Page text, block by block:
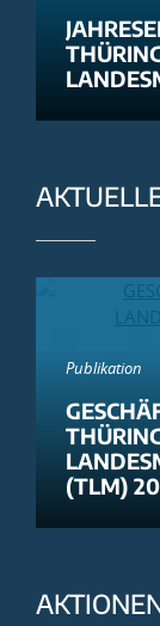
Publikation
(TLM)